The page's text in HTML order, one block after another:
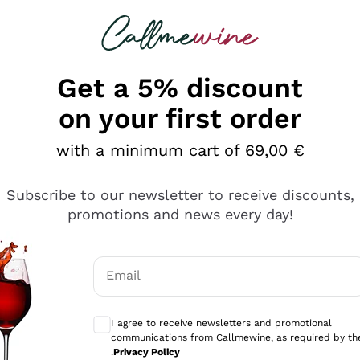
looking for
è male ma secondo me ci sono alternative che
Get a 5% discount
on your first order
with a minimum cart of 69,00 €
Subscribe to our newsletter to receive discounts,
promotions and news every day!
Email
I agree to receive newsletters and promotional
communications from Callmewine, as required by
.Privacy Policy